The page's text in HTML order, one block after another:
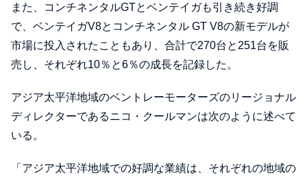
また、コンチネンタルGTとベンテイガも引き続き好調
で、ベンテイガV8とコンチネンタル GT V8の新モデルが
市場に投入されたこともあり、合計で270台と251台を販
売し、それぞれ10％と6％の成長を記録した。
アジア太平洋地域のベントレーモーターズのリージョナル
ディレクターであるニコ・クールマンは次のように述べて
いる。
「アジア太平洋地域での好調な業績は、それぞれの地域の